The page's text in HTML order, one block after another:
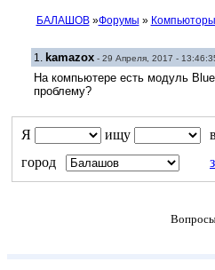
БАЛАШОВ»Форумы »
1. kamazox- 29 Апреля, 2017 -
На компьютере есть модуль
проблему?
Я ищу
город
Вопросы